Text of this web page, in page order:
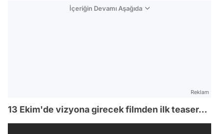
İçeriğin Devamı Aşağıda
Reklam
13 Ekim'de vizyona girecek filmden ilk teaser...